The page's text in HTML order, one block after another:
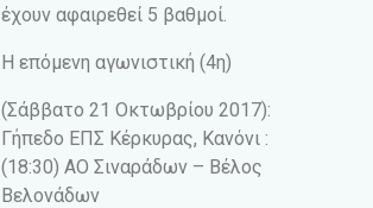
έχουν αφαιρεθεί 5 βαθμοί.
Η επόμενη αγωνιστική (4η)
(Σάββατο 21 Οκτωβρίου 2017):
Γήπεδο ΕΠΣ Κέρκυρας, Κανόνι :
(18:30) ΑΟ Σιναράδων – Βέλος
Βελονάδων